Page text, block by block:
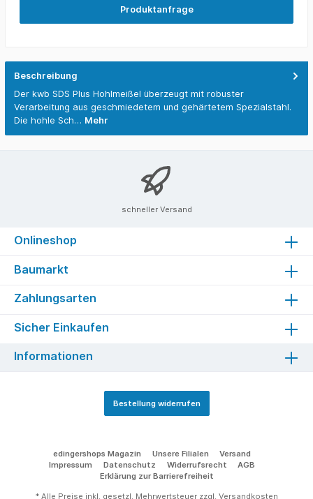
Produktanfrage
Beschreibung
Der kwb SDS Plus Hohlmeißel überzeugt mit robuster
Verarbeitung aus geschmiedetem und gehärtetem Spezialstahl.
Die hohle Sch… Mehr
schneller Versand
Onlineshop
Baumarkt
Zahlungsarten
Sicher Einkaufen
Informationen
Bestellung widerrufen
edingershops Magazin Unsere Filialen
Versand
Impressum
Datenschutz Widerrufsrecht
AGB
Erklärung zur Barrierefreiheit
* Alle Preise inkl. gesetzl. Mehrwertsteuer zzgl. Versandkosten